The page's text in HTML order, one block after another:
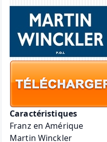
Caractéristiques
Franz en Amérique
Martin Winckler